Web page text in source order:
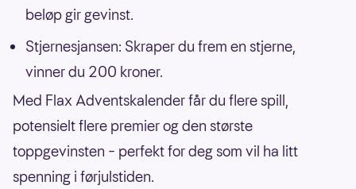
beløp gir gevinst.
Stjernesjansen: Skraper du frem en stjerne,
vinner du 200 kroner.
Med Flax Adventskalender får du flere spill,
potensielt flere premier og den største
toppgevinsten – perfekt for deg som vil ha litt
spenning i førjulstiden.